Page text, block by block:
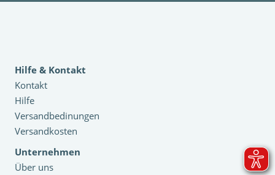
Hilfe & Kontakt
Kontakt
Hilfe
Versandbedinungen
Versandkosten
Unternehmen
Über uns